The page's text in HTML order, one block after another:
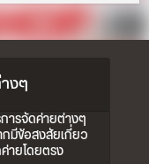
งๆ
ารจัดค่ายต่างๆ
มีข้อสงสัยเกี่ยว
ายโดยตรง